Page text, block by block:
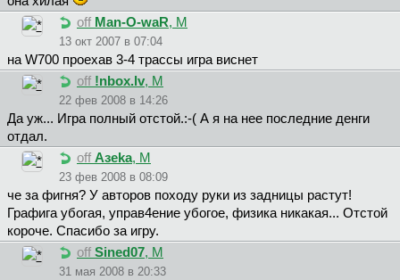
off Man-O-waR, М
13 окт 2007 в 07:04
на W700 проехав 3-4 трассы игра виснет
off !nbox.lv, М
22 фев 2008 в 14:26
Да уж... Игра полный отстой.:-( А я на нее последние денги
отдал.
off Aзeka, М
23 фев 2008 в 08:09
че за фигня? У авторов походу руки из задницы растут!
Графига убогая, управ4ение убогое, физика никакая... Отстой
короче. Спасибо за игру.
off Sined07, М
31 мая 2008 в 20:33